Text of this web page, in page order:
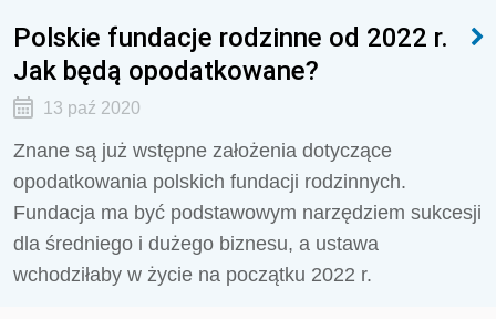
Polskie fundacje rodzinne od 2022 r.
Jak będą opodatkowane?
13 paź 2020
Znane są już wstępne założenia dotyczące
opodatkowania polskich fundacji rodzinnych.
Fundacja ma być podstawowym narzędziem sukcesji
dla średniego i dużego biznesu, a ustawa
wchodziłaby w życie na początku 2022 r.